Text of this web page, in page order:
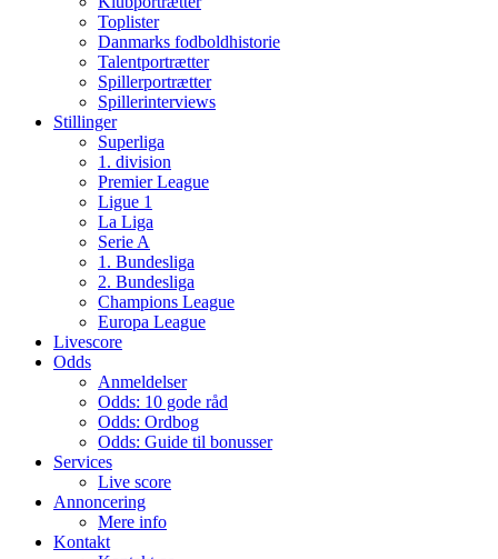
Toplister
Danmarks fodboldhistorie
Talentportrætter
Spillerportrætter
Spillerinterviews
Stillinger
Superliga
1. division
Premier League
Ligue 1
La Liga
Serie A
1. Bundesliga
2. Bundesliga
Champions League
Europa League
Livescore
Odds
Anmeldelser
Odds: 10 gode råd
Odds: Ordbog
Odds: Guide til bonusser
Services
Live score
Annoncering
Mere info
Kontakt